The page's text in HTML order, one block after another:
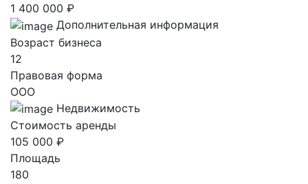
1 400 000 ₽
Дополнительная информация
Возраст бизнеса
12
Правовая форма
ООО
Недвижимость
Стоимость аренды
105 000 ₽
Площадь
180